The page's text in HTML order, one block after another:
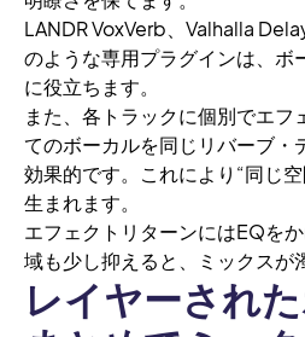
LANDR VoxVerb、Valhalla
のような専用プラグインは、ボ
に役立ちます。
また、各トラックに個別でエフ
てのボーカルを同じリバーブ・
効果的です。これにより“同じ
生まれます。
エフェクトリターンにはEQを
域も少し抑えると、ミックスが
レイヤーされ